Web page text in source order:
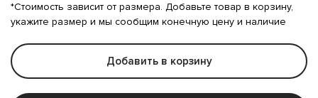
*Стоимость зависит от размера. Добавьте товар в корзину,
укажите размер и мы сообщим конечную цену и наличие
Добавить в корзину